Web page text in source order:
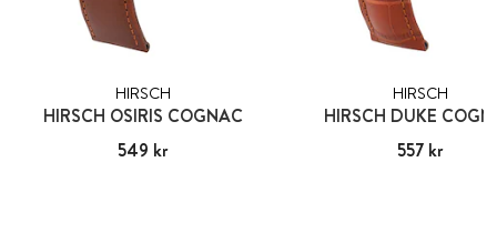
HIRSCH
HIRSCH OSIRIS COGNAC
Pris:549 kr
549 kr
HIRSCH
HIRSCH DUKE
Pris:557 kr
557 kr